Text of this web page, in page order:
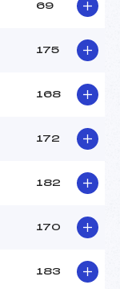
69
175
168
172
182
170
183